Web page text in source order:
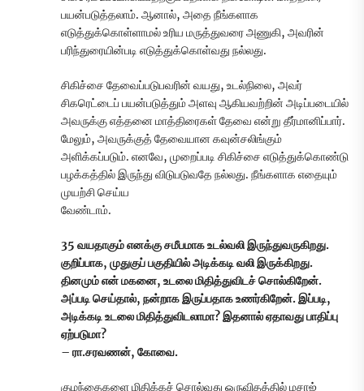
பயன்படுத்தலாம். ஆனால், அதை நீங்களாக
எடுத்துக்கொள்ளாமல் உரிய மருத்துவரை அணுகி, அவரின்
பரிந்துரையின்படி எடுத்துக்கொள்வது நல்லது.
சிகிச்சை தேவைப்படுபவரின் வயது, உடல்நிலை, அவர்
சிகரெட்டைப் பயன்படுத்தும் அளவு ஆகியவற்றின் அடிப்படையில்
அவருக்கு எத்தனை மாத்திரைகள் தேவை என்று தீர்மானிப்பார்.
மேலும், அவருக்குத் தேவையான கவுன்சலிங்கும்
அளிக்கப்படும். எனவே, முறைப்படி சிகிச்சை எடுத்துக்கொண்டு
பழக்கத்தில் இருந்து விடுபடுவதே நல்லது. நீங்களாக எதையும்
முயற்சி செய்ய
வேண்டாம்.
35 வயதாகும் எனக்கு சமீபமாக உடல்வலி இருந்துவருகிறது.
குறிப்பாக, முதுகுப் பகுதியில் அடிக்கடி வலி இருக்கிறது.
தினமும் என் மகனை, உடலை மிதித்துவிடச் சொல்கிறேன்.
அப்படி செய்தால், நன்றாக இருப்பதாக உணர்கிறேன். இப்படி,
அடிக்கடி உடலை மிதித்துவிடலாமா? இதனால் ஏதாவது பாதிப்பு
ஏற்படுமா?
– ரா.சரவணன், கோவை.
குழந்தைகளை மிதிக்கச் சொல்வது ஒருவிதத்தில் மசாஜ்